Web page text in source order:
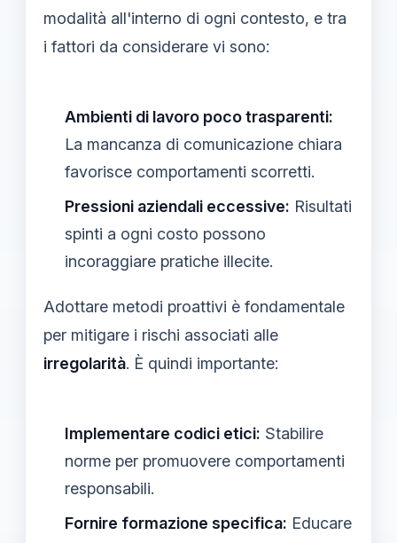
modalità all'interno di ogni contesto, e tra
i fattori da considerare vi sono:
Ambienti di lavoro poco trasparenti:
La mancanza di comunicazione chiara
favorisce comportamenti scorretti.
Pressioni aziendali eccessive: Risultati
spinti a ogni costo possono
incoraggiare pratiche illecite.
Adottare metodi proattivi è fondamentale
per mitigare i rischi associati alle
irregolarità. È quindi importante:
Implementare codici etici: Stabilire
norme per promuovere comportamenti
responsabili.
Fornire formazione specifica: Educare